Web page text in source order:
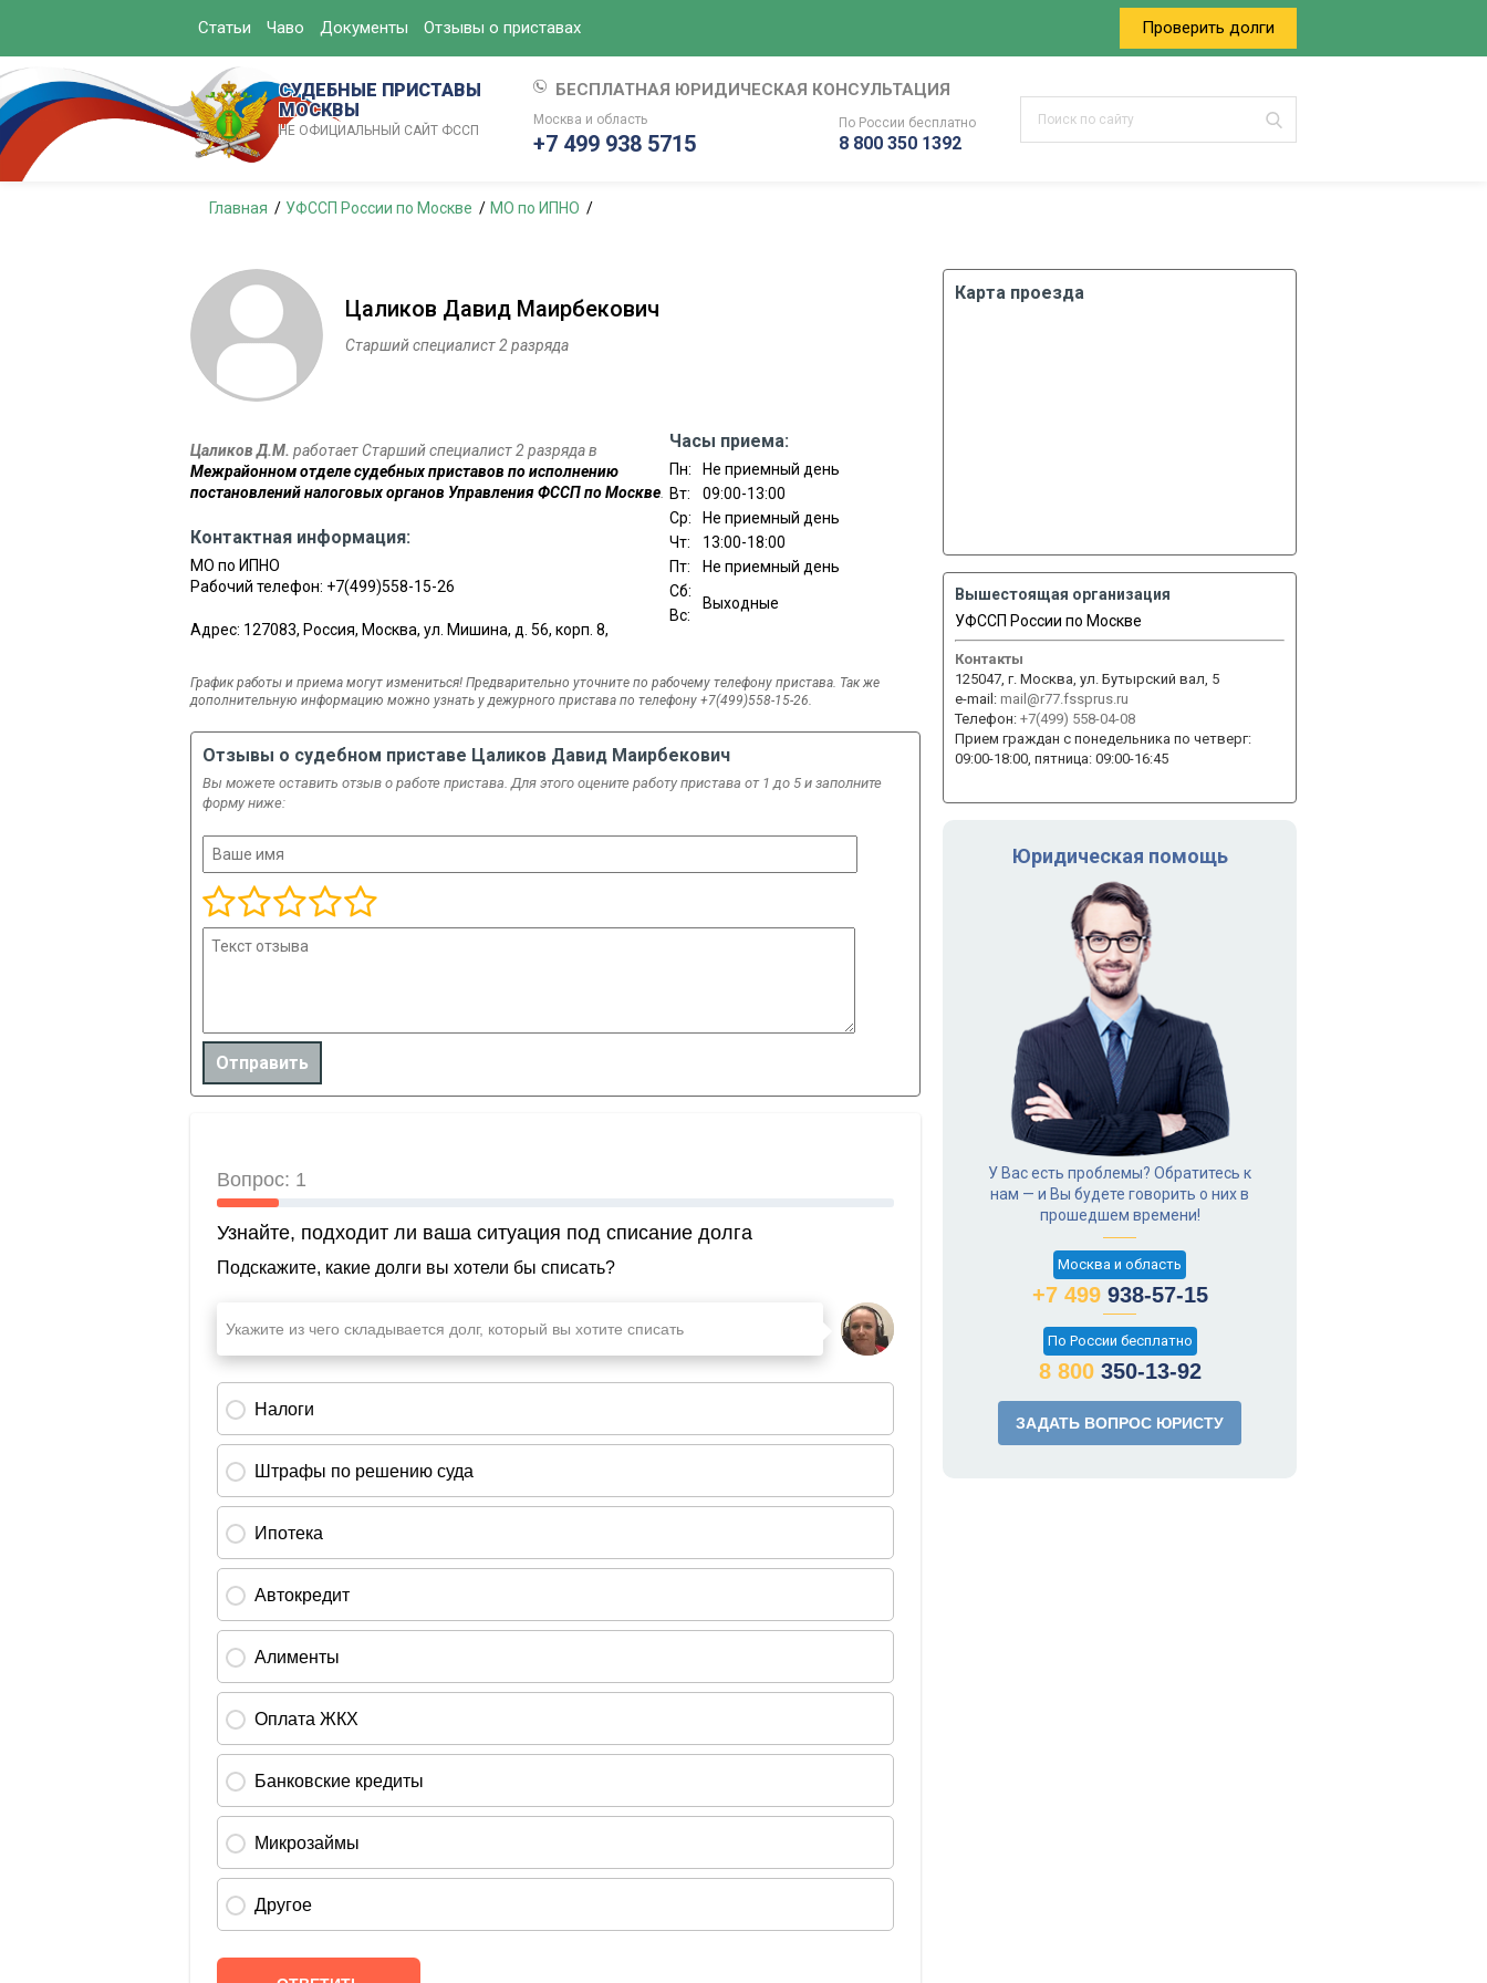
Статьи Чаво Документы Отзывы о приставах Проверить долги
СУДЕБНЫЕ ПРИСТАВЫ
МОСКВЫ
НЕ ОФИЦИАЛЬНЫЙ САЙТ ФССП
БЕСПЛАТНАЯ ЮРИДИЧЕСКАЯ КОНСУЛЬТАЦИЯ
Москва и область
+7 499 938 5715
По России бесплатно
8 800 350 1392
Главная УФССП России по Москве МО по ИПНО
Цаликов Давид Маирбекович
Старший специалист 2 разряда
Цаликов Д.М. работает Старший специалист 2 разряда в
Межрайонном отделе судебных приставов по исполнению
постановлений налоговых органов Управления ФССП по Москве
Контактная информация:
МО по ИПНО
Рабочий телефон: +7(499)558-15-26
Адрес: 127083, Россия, Москва, ул. Мишина, д. 56, корп. 8,
Часы приема:
Пн:
Не приемный день
Вт:
09:00-13:00
Ср:
Не приемный день
Чт:
13:00-18:00
Пт:
Не приемный день
Сб:
Выходные
Вс:
График работы и приема могут измениться! Предварительно уточните по рабочему телефону пристава. Так же
дополнительную информацию можно узнать у дежурного пристава по телефону +7(499)558-15-26.
Отзывы о судебном приставе Цаликов Давид Маирбекович
Вы можете оставить отзыв о работе пристава. Для этого оцените работу пристава от 1 до 5 и заполните
форму ниже:
Карта проезда
Вышестоящая организация
УФССП России по Москве
Контакты
125047, г. Москва, ул. Бутырский вал, 5
e-mail: mail@r77.fssprus.ru
Телефон: +7(499) 558-04-08
Прием граждан с понедельника по четверг:
09:00-18:00, пятница: 09:00-16:45
Юридическая помощь
У Вас есть проблемы? Обратитесь к
нам — и Вы будете говорить о них в
прошедшем времени!
Москва и область
+7 499938-57-15
По России бесплатно
8 800350-13-92